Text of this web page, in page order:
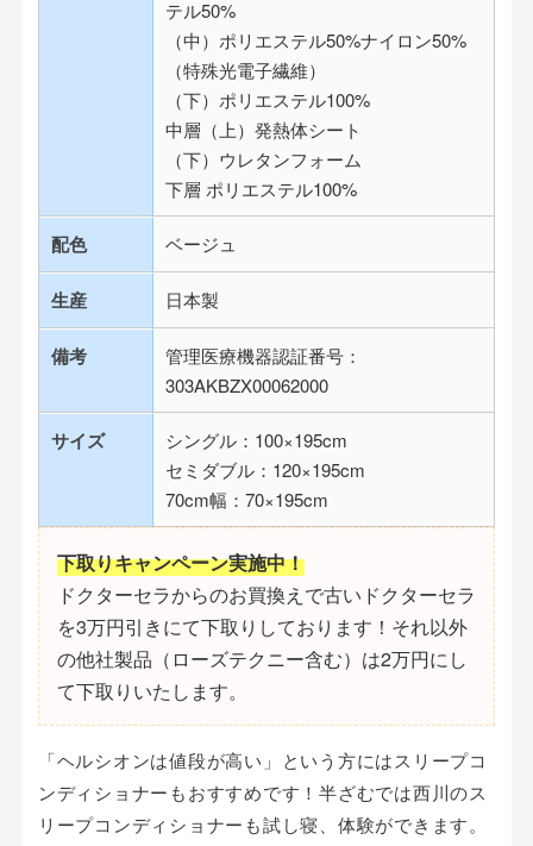
テル50%
（中）ポリエステル50%ナイロン50%
（特殊光電子繊維）
（下）ポリエステル100%
中層（上）発熱体シート
（下）ウレタンフォーム
下層 ポリエステル100%
配色 ベージュ
生産 日本製
備考
管理医療機器認証番号：
303AKBZX00062000
サイズ
シングル：100×195cm
セミダブル：120×195cm
70cm幅：70×195cm
下取りキャンペーン実施中！
ドクターセラからのお買換えで古いドクターセラ
を3万円引きにて下取りしております！それ以外
の他社製品（ローズテクニー含む）は2万円にし
て下取りいたします。
「ヘルシオンは値段が高い」という方にはスリープコ
ンディショナーもおすすめです！半ざむでは西川のス
リープコンディショナーも試し寝、体験ができます。